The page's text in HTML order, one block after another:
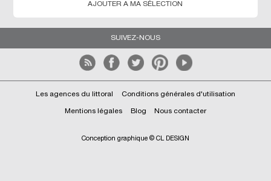
AJOUTER A MA SÉLECTION
SUIVEZ-NOUS
Les agences du littoral Conditions générales d'utilisation
Mentions légales Blog Nous contacter
Conception graphique © CL DESIGN